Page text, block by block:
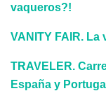
vaqueros?!
VANITY FAIR. La
TRAVELER.
España y Portugal